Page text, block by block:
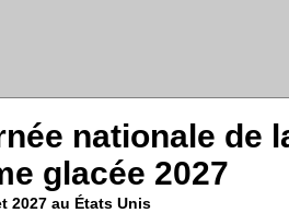
nationale de
glacée 2027
2027 au États Unis